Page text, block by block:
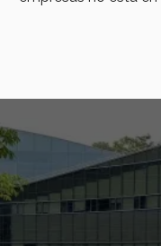
principal